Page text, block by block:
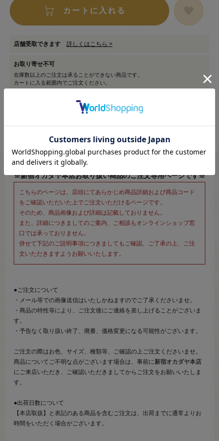
カートに入れる
店舗受取できます 詳しくはこちら >
お取り寄せ不可
在庫数以上のご注文は承ることができない商品です。
カートに入る範囲内でご注文ください。
※新宿オカダヤ本店お取り扱い商品のご注文専用ページです※
こちらのページは、店頭にてあらかじめ商品詳細および商品コード
をご確認いただいた上でご注文いただけるページです。
そのため、商品画像および詳細は記載しておりません。
また、詳細につきましてのご案内、ご相談もオンラインショップ窓
口では承っておりません。
併せて下記のご説明事項につきましてもご確認、ご了承の上、ご注
文いただきますようお願いいたします。
●ご注文について
・メール等での画像送信はいたしかねますのでご了承くださいませ。
・商品の特性等により、ご注文後にご連絡を差し上げることがございま
す。
・予告なく取り扱い終了、廃番、価格変更になる可能性がございます。
ご注文の際はお色、サイズ、種類等、ご確認の上ご注文くださいませ。
商品についてご不明な点がございます場合は、事前に新宿オカダヤ本店
にご来店いただき、ご確認いただきましてからご注文をお願いいたしま
す。
●出荷日数について
【本店取扱】と表記のある商品を含むご注文は、出荷までに通常よりお
時間をいただく場合がございます。